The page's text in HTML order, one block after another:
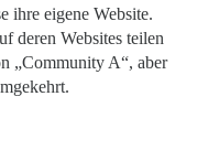
ihre eigene Website.
deren Websites teilen
„Community A“, aber